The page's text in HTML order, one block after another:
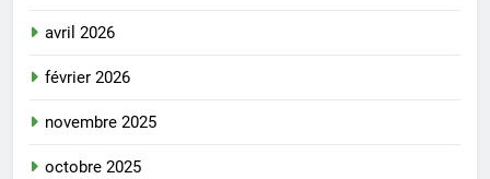
avril 2026
février 2026
novembre 2025
octobre 2025